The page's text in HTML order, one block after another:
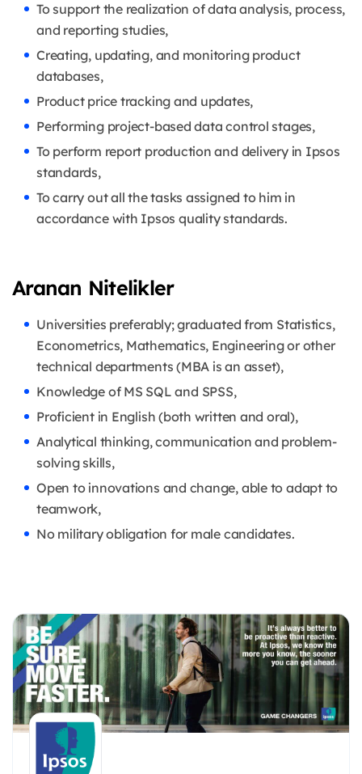
To support the realization of data analysis, process,
and reporting studies,
Creating, updating, and monitoring product
databases,
Product price tracking and updates,
Performing project-based data control stages,
To perform report production and delivery in Ipsos
standards,
To carry out all the tasks assigned to him in
accordance with Ipsos quality standards.
Aranan Nitelikler
Universities preferably; graduated from Statistics,
Econometrics, Mathematics, Engineering or other
technical departments (MBA is an asset),
Knowledge of MS SQL and SPSS,
Proficient in English (both written and oral),
Analytical thinking, communication and problem-
solving skills,
Open to innovations and change, able to adapt to
teamwork,
No military obligation for male candidates.